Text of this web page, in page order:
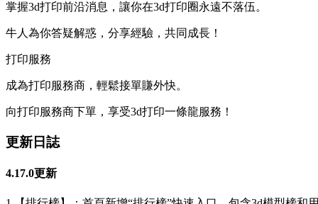
掌握3d打印前沿消息，讓你在3d打印圈永遠不落伍。
牛人為你答疑解惑，分享經驗，共同成長！
打印服務
成為打印服務商，輕鬆接單賺外快。
向打印服務商下單，享受3d打印一條龍服務！
更新日誌
4.17.0更新